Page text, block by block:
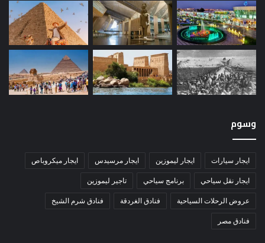
وسوم
ايجار سيارات ايجار ليموزين ايجار مرسيدس ايجار ميكروباص
ايجار نقل سياحي برنامج سياحي تاجير ليموزين
عروض الرحلات السياحية فنادق الغردقة فنادق شرم الشيخ
فنادق مصر